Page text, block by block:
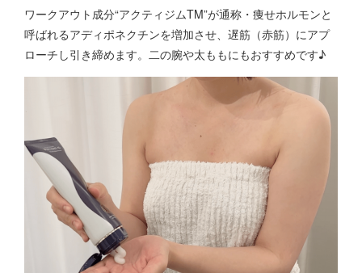
ワークアウト成分“アクティジムTM”が通称・痩せホルモンと
呼ばれるアディポネクチンを増加させ、遅筋（赤筋）にアプ
ローチし引き締めます。二の腕や太ももにもおすすめです♪